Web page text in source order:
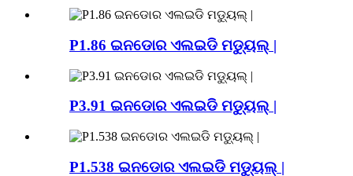
P1.86 ଇନଡୋର ଏଲଇଡି ମଡ୍ୟୁଲ୍ |
P3.91 ଇନଡୋର ଏଲଇଡି ମଡ୍ୟୁଲ୍ |
P1.538 ଇନଡୋର ଏଲଇଡି ମଡ୍ୟୁଲ୍ |